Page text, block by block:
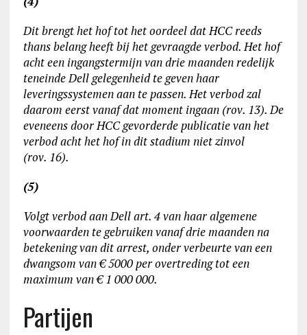
Dit brengt het hof tot het oordeel dat HCC reeds
thans belang heeft bij het gevraagde verbod. Het hof
acht een ingangstermijn van drie maanden redelijk
teneinde Dell gelegenheid te geven haar
leveringssystemen aan te passen. Het verbod zal
daarom eerst vanaf dat moment ingaan (rov. 13). De
eveneens door HCC gevorderde publicatie van het
verbod acht het hof in dit stadium niet zinvol
(rov. 16).
(5)
Volgt verbod aan Dell art. 4 van haar algemene
voorwaarden te gebruiken vanaf drie maanden na
betekening van dit arrest, onder verbeurte van een
dwangsom van € 5000 per overtreding tot een
maximum van € 1 000 000.
Partijen